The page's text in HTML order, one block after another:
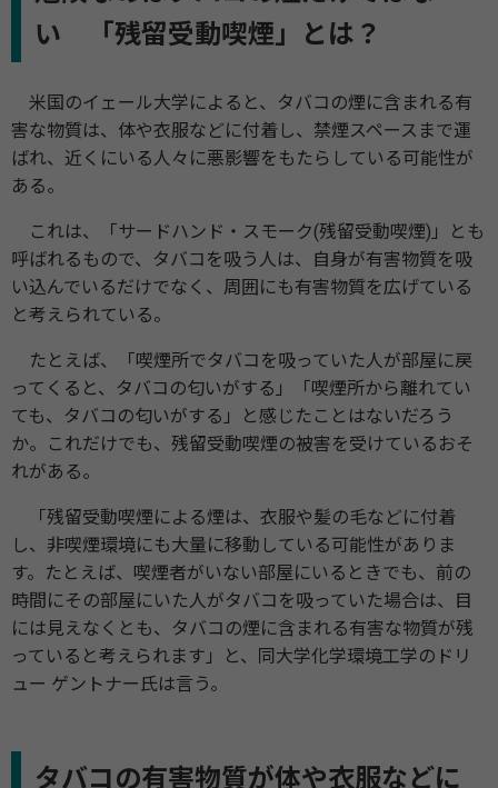
い 「残留受動喫煙」とは？
米国のイェール大学によると、タバコの煙に含まれる有
害な物質は、体や衣服などに付着し、禁煙スペースまで運
ばれ、近くにいる人々に悪影響をもたらしている可能性が
ある。
これは、「サードハンド・スモーク(残留受動喫煙)」とも
呼ばれるもので、タバコを吸う人は、自身が有害物質を吸
い込んでいるだけでなく、周囲にも有害物質を広げている
と考えられている。
たとえば、「喫煙所でタバコを吸っていた人が部屋に戻
ってくると、タバコの匂いがする」「喫煙所から離れてい
ても、タバコの匂いがする」と感じたことはないだろう
か。これだけでも、残留受動喫煙の被害を受けているおそ
れがある。
「残留受動喫煙による煙は、衣服や髪の毛などに付着
し、非喫煙環境にも大量に移動している可能性がありま
す。たとえば、喫煙者がいない部屋にいるときでも、前の
時間にその部屋にいた人がタバコを吸っていた場合は、目
には見えなくとも、タバコの煙に含まれる有害な物質が残
っていると考えられます」と、同大学化学環境工学のドリ
ュー ゲントナー氏は言う。
タバコの有害物質が体や衣服などに